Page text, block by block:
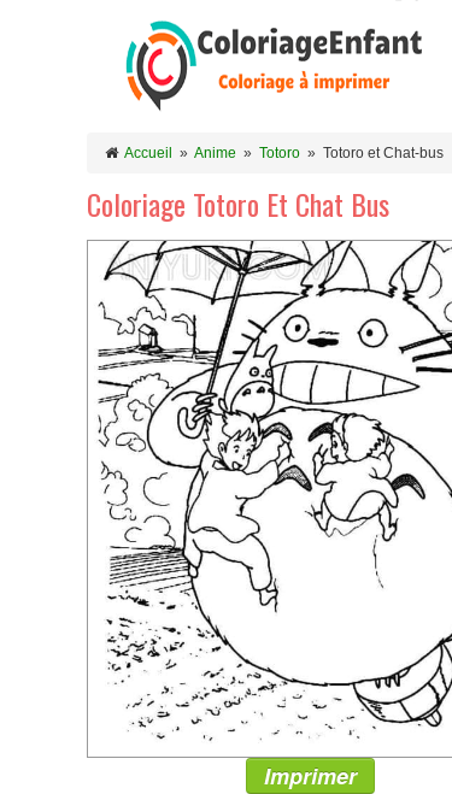
Accueil » Anime » Totoro » Totoro et Chat-bus
Coloriage Totoro Et Chat Bus
Imprimer